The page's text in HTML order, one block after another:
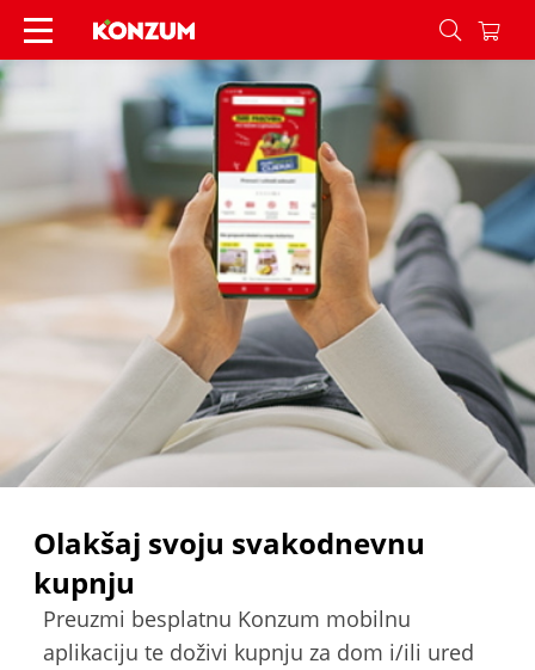
Mobilna aplikacija - Konzum
Olakšaj svoju svakodnevnu
kupnju
Preuzmi besplatnu Konzum mobilnu
aplikaciju te doživi kupnju za dom i/ili ured